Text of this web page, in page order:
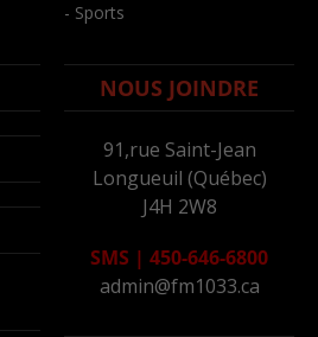
- Sports
NOUS JOINDRE
91,rue Saint-Jean
Longueuil (Québec)
J4H 2W8
SMS | 450-646-6800
admin@fm1033.ca